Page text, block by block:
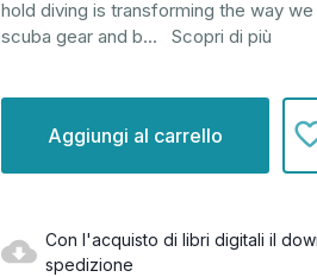
hold diving is transforming the way
scuba gear and b... Scopri di più
attuale:
Con l'acquisto di libri digitali il
spedizione